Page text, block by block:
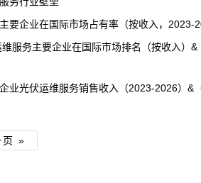
企业在国际市场占有率（按收入，2023-
务主要企业在国际市场排名（按收入）&
光伏运维服务销售收入（2023-2026）&
页 »